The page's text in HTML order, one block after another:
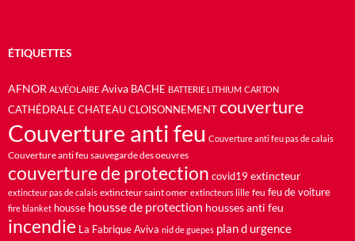
ÉTIQUETTES
AFNOR ALVÉOLAIRE Aviva BACHE BATTERIE LITHIUM CARTON
CATHÉDRALE CHATEAU CLOISONNEMENT couverture
Couverture anti feu Couverture anti feu pas de calais
Couverture anti feu sauvegarde des oeuvres
couverture de protection covid19 extincteur
extincteur pas de calais extincteur saint omer extincteurs lille feu feu de voiture
fire blanket housse housse de protection housses anti feu
incendie La Fabrique Aviva nid de guepes plan d urgence